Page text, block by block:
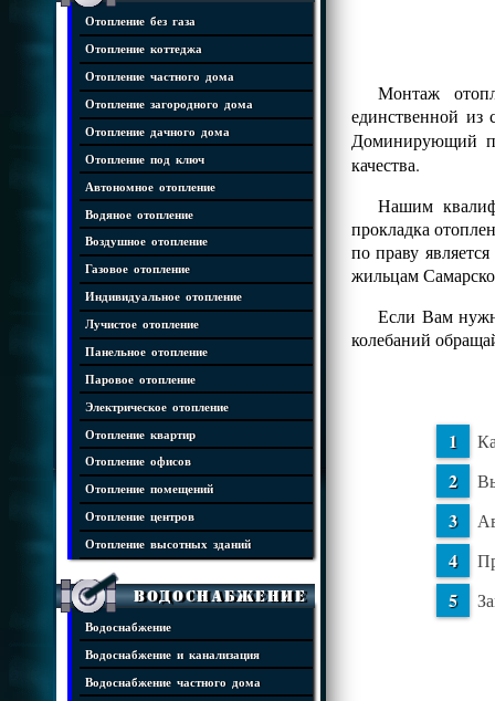
Отопление без газа
Отопление коттеджа
Отопление частного дома
Отопление загородного дома
Отопление дачного дома
Отопление под ключ
Автономное отопление
Водяное отопление
Воздушное отопление
Газовое отопление
Индивидуальное отопление
Лучистое отопление
Панельное отопление
Паровое отопление
Электрическое отопление
Отопление квартир
Отопление офисов
Отопление помещений
Отопление центров
Отопление высотных зданий
Водоснабжение
Водоснабжение
Водоснабжение и канализация
Водоснабжение частного дома
Монтаж
единственной из
Доминирующий
качества.
Нашим
прокладка
по праву
жильцам
Если Вам
колебаний